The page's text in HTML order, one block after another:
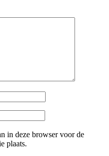
in deze browser voor de
plaats.